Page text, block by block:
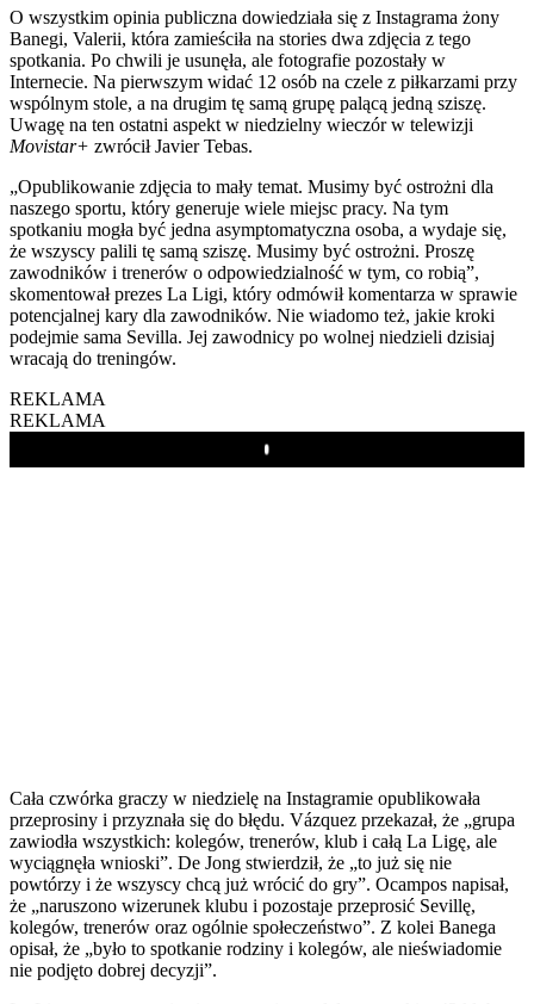
O wszystkim opinia publiczna dowiedziała się z Instagrama żony
Banegi, Valerii, która zamieściła na stories dwa zdjęcia z tego
spotkania. Po chwili je usunęła, ale fotografie pozostały w
Internecie. Na pierwszym widać 12 osób na czele z piłkarzami przy
wspólnym stole, a na drugim tę samą grupę palącą jedną sziszę.
Uwagę na ten ostatni aspekt w niedzielny wieczór w telewizji
Movistar+ zwrócił Javier Tebas.
„Opublikowanie zdjęcia to mały temat. Musimy być ostrożni dla
naszego sportu, który generuje wiele miejsc pracy. Na tym
spotkaniu mogła być jedna asymptomatyczna osoba, a wydaje się,
że wszyscy palili tę samą sziszę. Musimy być ostrożni. Proszę
zawodników i trenerów o odpowiedzialność w tym, co robią”,
skomentował prezes La Ligi, który odmówił komentarza w sprawie
potencjalnej kary dla zawodników. Nie wiadomo też, jakie kroki
podejmie sama Sevilla. Jej zawodnicy po wolnej niedzieli dzisiaj
wracają do treningów.
REKLAMA
REKLAMA
Play
Cała czwórka graczy w niedzielę na Instagramie opublikowała
przeprosiny i przyznała się do błędu. Vázquez przekazał, że „grupa
zawiodła wszystkich: kolegów, trenerów, klub i całą La Ligę, ale
wyciągnęła wnioski”. De Jong stwierdził, że „to już się nie
powtórzy i że wszyscy chcą już wrócić do gry”. Ocampos napisał,
że „naruszono wizerunek klubu i pozostaje przeprosić Sevillę,
kolegów, trenerów oraz ogólnie społeczeństwo”. Z kolei Banega
opisał, że „było to spotkanie rodziny i kolegów, ale nieświadomie
nie podjęto dobrej decyzji”.